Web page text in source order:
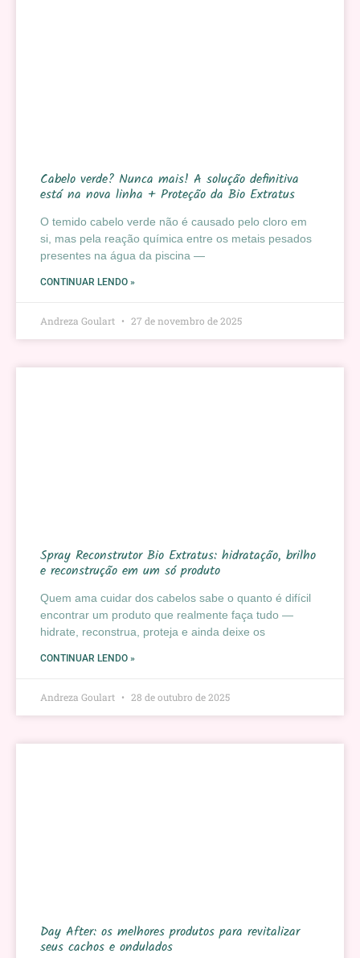
Cabelo verde? Nunca mais! A solução definitiva
está na nova linha + Proteção da Bio Extratus
O temido cabelo verde não é causado pelo cloro em
si, mas pela reação química entre os metais pesados
presentes na água da piscina —
CONTINUAR LENDO »
Andreza Goulart 27 de novembro de 2025
Spray Reconstrutor Bio Extratus: hidratação, brilho
e reconstrução em um só produto
Quem ama cuidar dos cabelos sabe o quanto é difícil
encontrar um produto que realmente faça tudo —
hidrate, reconstrua, proteja e ainda deixe os
CONTINUAR LENDO »
Andreza Goulart 28 de outubro de 2025
Day After: os melhores produtos para revitalizar
seus cachos e ondulados